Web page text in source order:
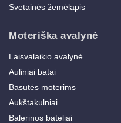
Svetainės žemėlapis
Moteriška avalynė
Laisvalaikio avalynė
Auliniai batai
Basutės moterims
Aukštakulniai
Balerinos bateliai